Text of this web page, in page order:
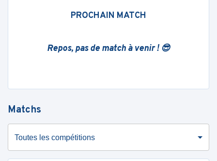
PROCHAIN MATCH
Repos, pas de match à venir ! 😎
Matchs
Toutes les compétitions